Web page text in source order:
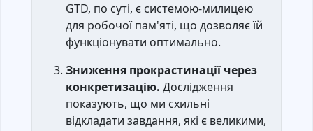
GTD, по суті, є системою-милицею
для робочої пам'яті, що дозволяє їй
функціонувати оптимально.
Зниження прокрастинації через
конкретизацію. Дослідження
показують, що ми схильні
відкладати завдання, які є великими,